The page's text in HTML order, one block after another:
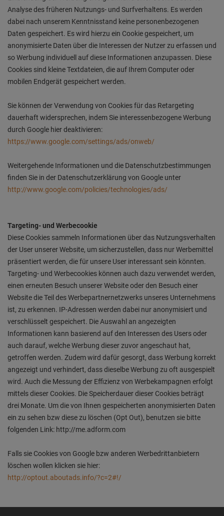
Analyse des früheren Nutzungs- und Surfverhaltens. Es werden
dabei nach unserem Kenntnisstand keine personenbezogenen
Daten gespeichert. Es wird hierzu ein Cookie gespeichert, um
anonymisierte Daten über die Interessen der Nutzer zu erfassen und
so Werbung individuell auf diese Informationen anzupassen. Diese
Cookies sind kleine Textdateien, die auf Ihrem Computer oder
mobilen Endgerät gespeichert werden.
Sie können der Verwendung von Cookies für das Retargeting
dauerhaft widersprechen, indem Sie interessenbezogene Werbung
durch Google hier deaktivieren:
https://www.google.com/settings/ads/onweb/
Weitergehende Informationen und die Datenschutzbestimmungen
finden Sie in der Datenschutzerklärung von Google unter
http://www.google.com/policies/technologies/ads/
Targeting- und Werbecookie
Diese Cookies sammeln Informationen über das Nutzungsverhalten
der User unserer Website, um sicherzustellen, dass nur Werbemittel
präsentiert werden, die für unsere User interessant sein könnten.
Targeting- und Werbecookies können auch dazu verwendet werden,
einen erneuten Besuch unserer Website oder den Besuch einer
Website die Teil des Werbepartnernetzwerks unseres Unternehmens
ist, zu erkennen. IP-Adressen werden dabei nur anonymisiert und
verschlüsselt gespeichert. Die Auswahl an angezeigten
Informationen kann basierend auf den Interessen des Users oder
auch darauf, welche Werbung dieser zuvor angeschaut hat,
getroffen werden. Zudem wird dafür gesorgt, dass Werbung korrekt
angezeigt und verhindert, dass dieselbe Werbung zu oft ausgespielt
wird. Auch die Messung der Effizienz von Werbekampagnen erfolgt
mittels dieser Cookies. Die Speicherdauer dieser Cookies beträgt
drei Monate. Um die von Ihnen gespeicherten anonymisierten Daten
ein zu sehen bzw diese zu löschen (Opt Out), benutzen sie bitte
folgenden Link: http://me.adform.com
Falls sie Cookies von Google bzw anderen Werbedrittanbietern
löschen wollen klicken sie hier:
http://optout.aboutads.info/?c=2#!/